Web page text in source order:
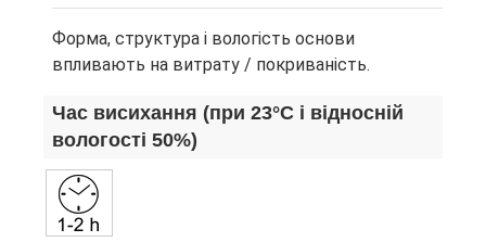
Форма, структура і вологість основи
впливають на витрату / покриваність.
Час висихання (при 23°С і відносній
вологості 50%)